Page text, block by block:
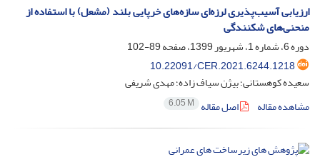
ارزیابی آسیب‌پذیری لرزه‌ای سازه‌های خرپایی بلند (مشعل) با استفاده از
منحنی‌های شکنندگی
دوره 6، شماره 1، شهریور 1399، صفحه
89-102
10.22091/CER.2021.6244.1218
سعیده کوهستانی؛ بیژن سیاف زاده؛ مهدی شریفی
مشاهده مقاله
اصل مقاله 6.05 M